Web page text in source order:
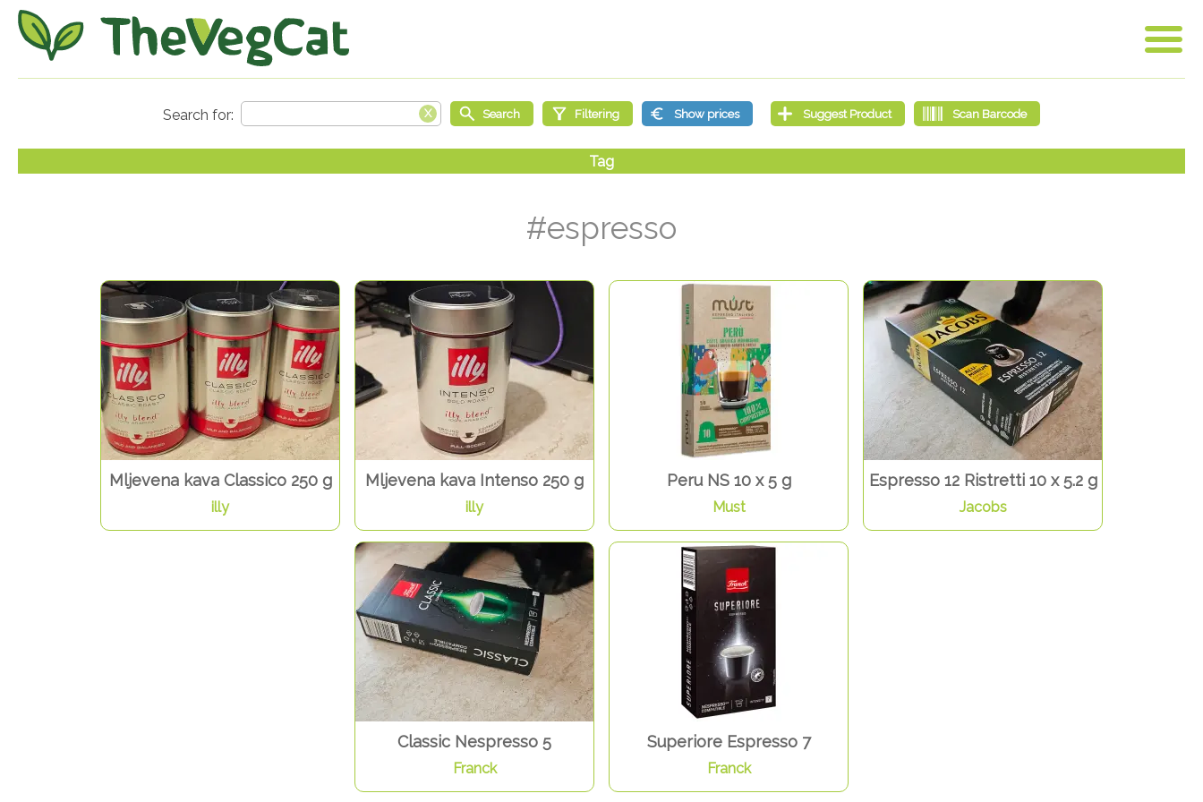
#espresso
Mljevena kava Classico 250 g
illy
Mljevena kava Intenso 250 g
illy
Peru NS 10 x 5 g
Must
Espresso 12 Ristretti 10 x 5.2 g
Jacobs
Classic Nespresso 5
Franck
Superiore Espresso 7
Franck